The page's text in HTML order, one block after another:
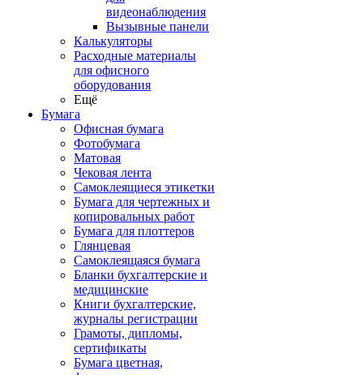
видеонаблюдения
Вызывные панели
Калькуляторы
Расходные материалы
для офисного
оборудования
Ещё
Бумага
Офисная бумага
Фотобумага
Матовая
Чековая лента
Самоклеящиеся этикетки
Бумага для чертежных и
копировальных работ
Бумага для плоттеров
Глянцевая
Самоклеящаяся бумага
Бланки бухгалтерские и
медицинские
Книги бухгалтерские,
журналы регистрации
Грамоты, дипломы,
сертификаты
Бумага цветная,